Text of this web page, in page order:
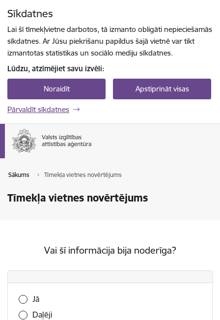
Sīkdatnes
Lai šī tīmekļvietne darbotos, tā izmanto obligāti nepieciešamās
sīkdatnes. Ar Jūsu piekrišanu papildus šajā vietnē var tikt
izmantotas statistikas un sociālo mediju sīkdatnes.
Lūdzu, atzīmējiet savu izvēli:
Noraidīt Apstiprināt visas
Pārvaldīt sīkdatnes
Sākums Tīmekļa vietnes novērtējums
Tīmekļa vietnes novērtējums
Vai šī informācija bija noderīga?
Vai šī informācija bija noderīga?
Jā
Daļēji